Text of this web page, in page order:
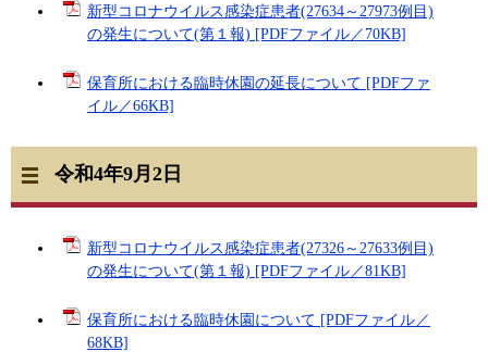
新型コロナウイルス感染症患者(27634～27973例目)
の発生について(第１報) [PDFファイル／70KB]
保育所における臨時休園の延長について [PDFファ
イル／66KB]
令和4年9月2日
新型コロナウイルス感染症患者(27326～27633例目)
の発生について(第１報) [PDFファイル／81KB]
保育所における臨時休園について [PDFファイル／
68KB]